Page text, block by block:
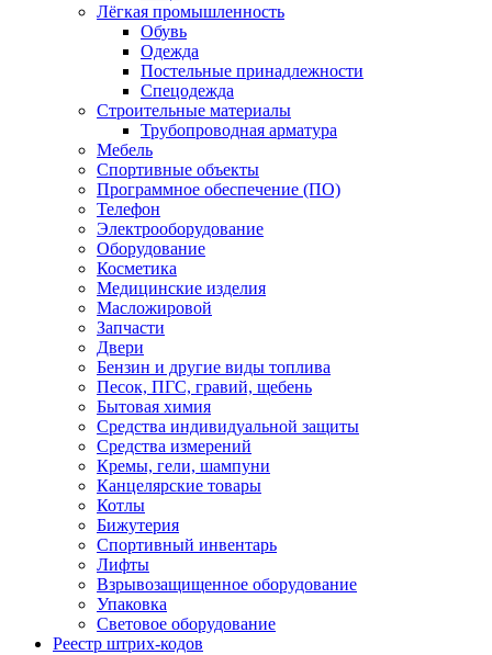
Лёгкая промышленность
Обувь
Одежда
Постельные принадлежности
Спецодежда
Строительные материалы
Трубопроводная арматура
Мебель
Спортивные объекты
Программное обеспечение (ПО)
Телефон
Электрооборудование
Оборудование
Косметика
Медицинские изделия
Масложировой
Запчасти
Двери
Бензин и другие виды топлива
Песок, ПГС, гравий, щебень
Бытовая химия
Средства индивидуальной защиты
Средства измерений
Кремы, гели, шампуни
Канцелярские товары
Котлы
Бижутерия
Спортивный инвентарь
Лифты
Взрывозащищенное оборудование
Упаковка
Световое оборудование
Реестр штрих-кодов